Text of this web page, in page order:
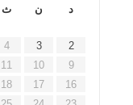
د
ن ث
2
3
4
9
10
11
16
17
18